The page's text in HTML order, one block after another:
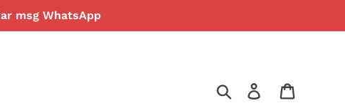
msg WhatsApp
PesquisarIniciar sessão